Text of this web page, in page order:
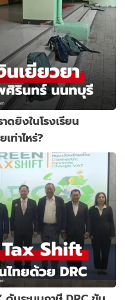
ดยิงในโรงเรียน
ท่าไหร่?